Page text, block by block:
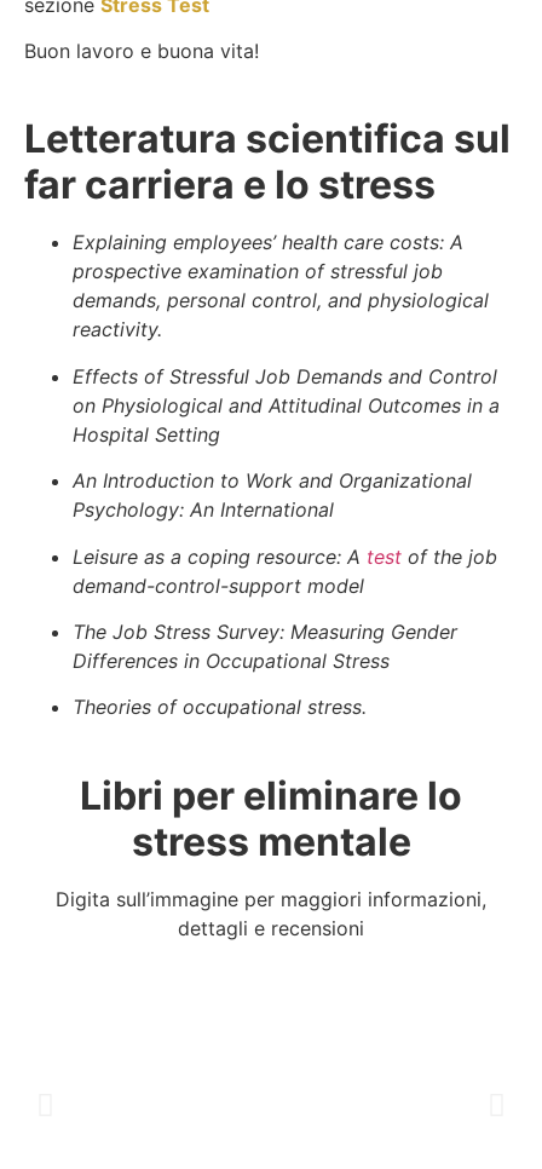
Buon lavoro e buona vita!
Letteratura scientifica sul
far carriera e lo stress
Explaining employees’ health care costs: A
prospective examination of stressful job
demands, personal control, and physiological
reactivity.
Effects of Stressful Job Demands and Control
on Physiological and Attitudinal Outcomes in a
Hospital Setting
An Introduction to Work and Organizational
Psychology: An International
Leisure as a coping resource: A test of the job
demand-control-support model
The Job Stress Survey: Measuring Gender
Differences in Occupational Stress
Theories of occupational stress.
Libri per eliminare lo
stress mentale
Digita sull’immagine per maggiori informazioni,
dettagli e recensioni